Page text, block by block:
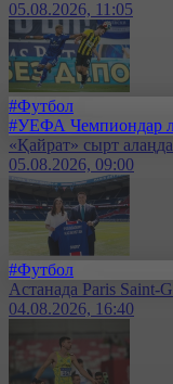
05.08.2026, 11:05
#Футбол
#УЕФА Чемпиондар
«Қайрат» сырт алаңда
05.08.2026, 09:00
#Футбол
Астанада Paris Saint-
04.08.2026, 16:40